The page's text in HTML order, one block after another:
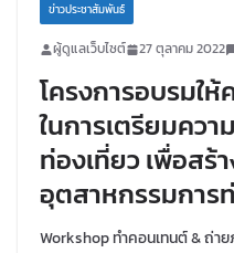
ข่าวประชาสัมพันธ์
ผู้ดูแลเว็บไซต์ 27 ตุลาคม 2022
โครงการอบรมใ
ในการเตรียมคว
ท่องเที่ยว เพื่อสร้
อุตสาหกรรมการ
Workshop ทำคอนเทนต์ & ถ่า